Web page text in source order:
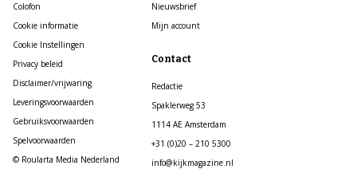
Colofon
Cookie informatie
Cookie Instellingen
Privacy beleid
Disclaimer/vrijwaring
Leveringsvoorwaarden
Gebruiksvoorwaarden
Spelvoorwaarden
© Roularta Media Nederland
Nieuwsbrief
Mijn account
Contact
Redactie
Spaklerweg 53
1114 AE Amsterdam
+31 (0)20 – 210 5300
info@kijkmagazine.nl